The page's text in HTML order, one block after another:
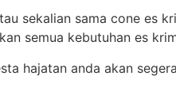
sekalian sama cone es
semua kebutuhan es
hajatan anda akan